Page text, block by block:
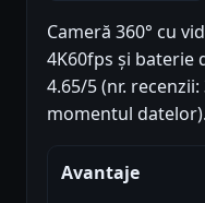
Cameră 360° cu
4K60fps și baterie
4.65/5 (nr. recenzii:
momentul datelor).
Avantaje